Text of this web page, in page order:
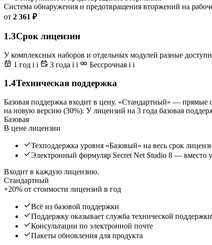
Система обнаружения и предотвращения вторжений на
от 2 361 ₽
1.3Срок лицензии
У комплексных наборов и отдельных модулей разные
1 год i i 3 года i i Бессрочная i i
1.4Техническая поддержка
Базовая поддержка входит в цену. «Стандартный» —
на новую версию (30%). У лицензий на 3 года базовая
Базовая
В цене лицензии
Техподдержка уровня «Базовый» на весь срок
Электронный формуляр Secret Net Studio 8 — вместо
Входит в каждую лицензию.
Стандартный
+20% от стоимости лицензий в год
Всё из базовой поддержки
Поддержку оказывает служба технической
Консультации по электронной почте
Пакеты обновления для продукта